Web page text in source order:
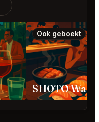
Ook geboekt
SHŌTŌ